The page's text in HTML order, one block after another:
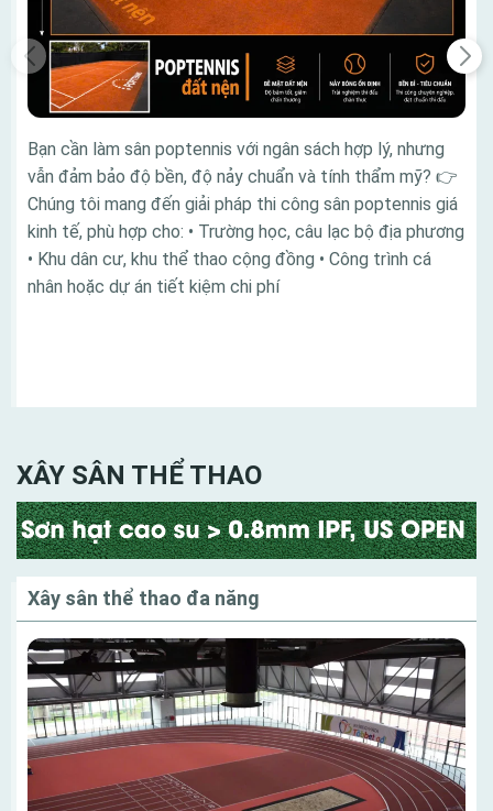
Bạn cần làm sân poptennis với ngân sách hợp lý, nhưng
vẫn đảm bảo độ bền, độ nảy chuẩn và tính thẩm mỹ? 👉
Chúng tôi mang đến giải pháp thi công sân poptennis giá
kinh tế, phù hợp cho: • Trường học, câu lạc bộ địa phương
• Khu dân cư, khu thể thao cộng đồng • Công trình cá
nhân hoặc dự án tiết kiệm chi phí
XÂY SÂN THỂ THAO
Xây sân thể thao đa năng